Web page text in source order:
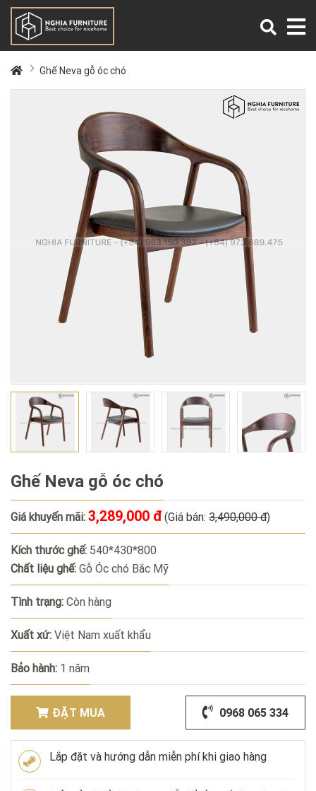
Ghế Neva gỗ óc chó
Ghế Neva gỗ óc chó
Giá khuyến mãi: 3,289,000 đ (Giá bán: 3,490,000 đ)
Kích thước ghế: 540*430*800
Chất liệu ghế: Gỗ Óc chó Bắc Mỹ
Tình trạng: Còn hàng
Xuất xứ: Việt Nam xuất khẩu
Bảo hành: 1 năm
ĐẶT MUA 0968 065 334
Lắp đặt và hướng dẫn miễn phí khi giao hàng